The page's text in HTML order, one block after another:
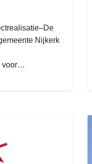
Nijkerk
voor…